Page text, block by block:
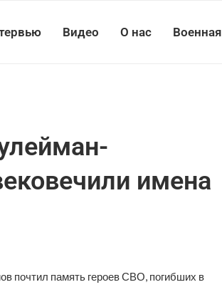
Видео О нас
имена
почтил память героев СВО, погибших в